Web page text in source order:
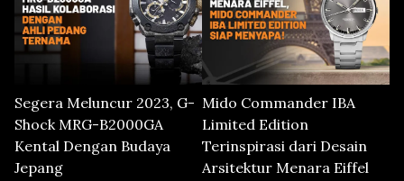
Segera Meluncur 2023, G-
Shock MRG-B2000GA
Kental Dengan Budaya
Jepang
Mido Commander IBA
Limited Edition
Terinspirasi dari Desain
Arsitektur Menara Eiffel